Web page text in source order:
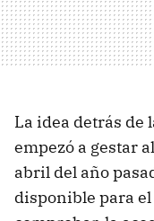
La idea detrás de
empezó a gestar
abril del año
disponible para